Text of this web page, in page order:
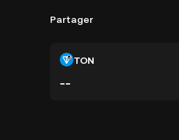
Partager
TON
--